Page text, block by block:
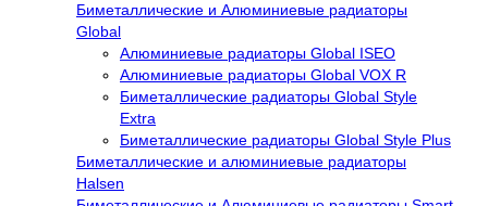
Биметаллические и Алюминиевые радиаторы
Global
Алюминиевые радиаторы Global ISEO
Алюминиевые радиаторы Global VOX R
Биметаллические радиаторы Global Style
Extra
Биметаллические радиаторы Global Style Plus
Биметаллические и алюминиевые радиаторы
Halsen